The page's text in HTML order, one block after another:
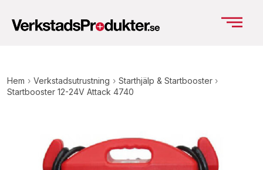
Hem › Verkstadsutrustning › Starthjälp & Startbooster ›
Startbooster 12-24V Attack 4740